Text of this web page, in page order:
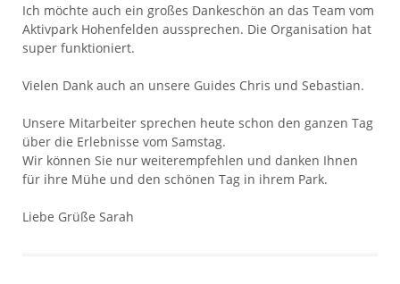
Ich möchte auch ein großes Dankeschön an das Team vom
Aktivpark Hohenfelden aussprechen. Die Organisation hat
super funktioniert.
Vielen Dank auch an unsere Guides Chris und Sebastian.
Unsere Mitarbeiter sprechen heute schon den ganzen Tag
über die Erlebnisse vom Samstag.
Wir können Sie nur weiterempfehlen und danken Ihnen
für ihre Mühe und den schönen Tag in ihrem Park.
Liebe Grüße Sarah